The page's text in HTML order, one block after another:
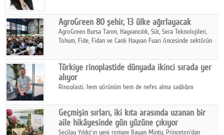
AgroGreen 80 şehir, 13 ülke ağırlayacak
AgroGreen Bursa Tarım, Hayvancılık, Süt, Sera Teknolojileri,
Tohum, Fide, Fidan ve Canlı Hayvan Fuarı öncesinde sektörün
Türkiye rinoplastide dünyada ikinci sırada yer
alıyor
Rinoplasti, hem görünüm hem de nefes alma sağlığını
biri konumunda.
Geçmişin sırları, iki kıta arasında uzanan bir
aile hikâyesinde gün yüzüne çıkıyor
Seçilay Yıldız'ın yeni romanı Bayan Minty, Princeton'dan